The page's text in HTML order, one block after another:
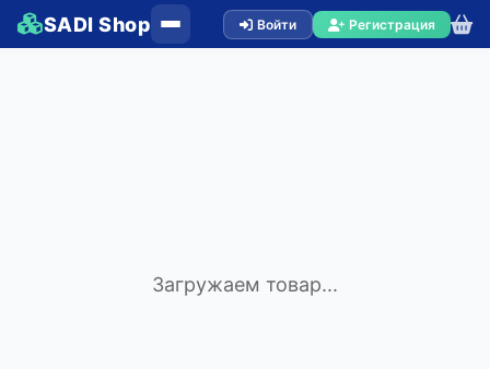
SADI Shop Войти Регистрация
Загружаем товар...